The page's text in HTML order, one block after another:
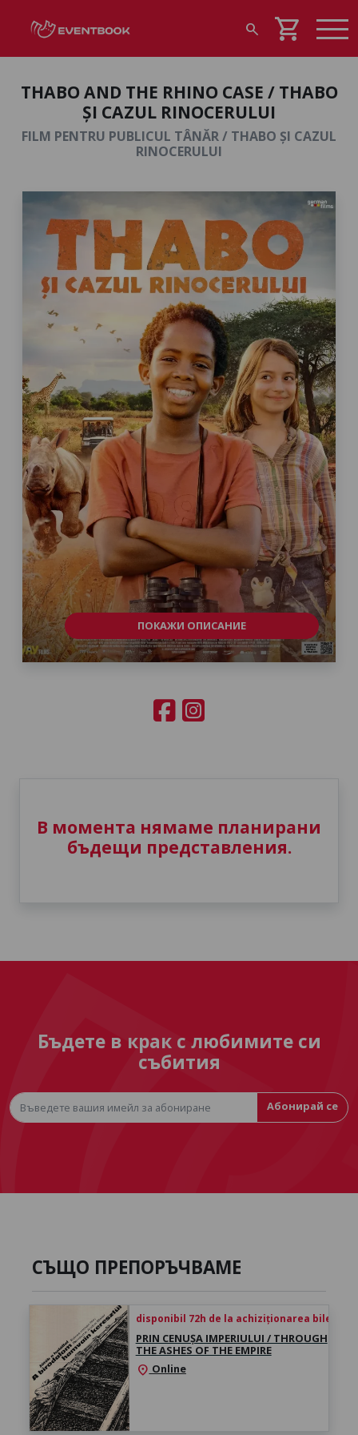
search shopping_cart
THABO AND THE RHINO CASE / THABO
ȘI CAZUL RINOCERULUI
FILM PENTRU PUBLICUL TÂNĂR / THABO ȘI CAZUL
RINOCERULUI
ПОКАЖИ ОПИСАНИЕ
В момента нямаме планирани
бъдещи представления.
Бъдете в крак с любимите си
събития
Абонирай се
СЪЩО ПРЕПОРЪЧВАМЕ
disponibil 72h de la achiziționarea biletului
PRIN CENUȘA IMPERIULUI / THROUGH
THE ASHES OF THE EMPIRE
location_on Online